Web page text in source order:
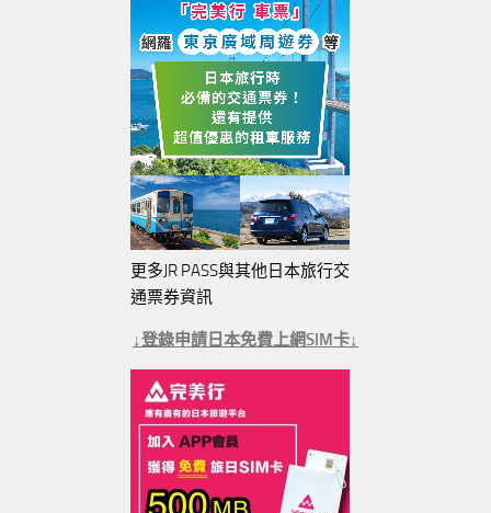
更多JR PASS與其他日本旅行交
通票券資訊
↓登錄申請日本免費上網SIM卡↓